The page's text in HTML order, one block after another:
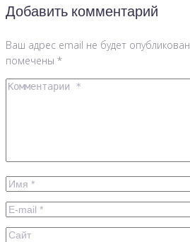
Добавить комментарий
Ваш адрес email не будет опубликован.
помечены *